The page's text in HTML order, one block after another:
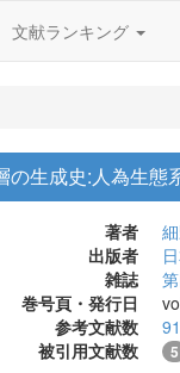
文献ランキング
の生成史:人為生態
著者
出版者
雑誌
巻号頁・発行日
参考文献数
91
被引用文献数
5